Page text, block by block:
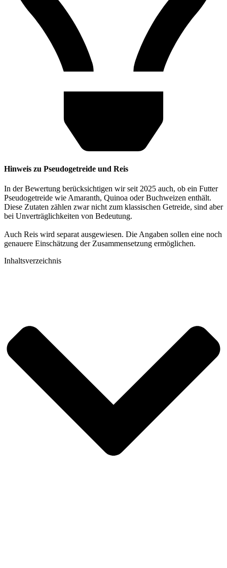
Hinweis zu Pseudogetreide und Reis
In der Bewertung berücksichtigen wir seit 2025 auch, ob ein Futter
Pseudogetreide wie Amaranth, Quinoa oder Buchweizen enthält.
Diese Zutaten zählen zwar nicht zum klassischen Getreide, sind aber
bei Unverträglichkeiten von Bedeutung.
Auch Reis wird separat ausgewiesen. Die Angaben sollen eine noch
genauere Einschätzung der Zusammensetzung ermöglichen.
Inhaltsverzeichnis​